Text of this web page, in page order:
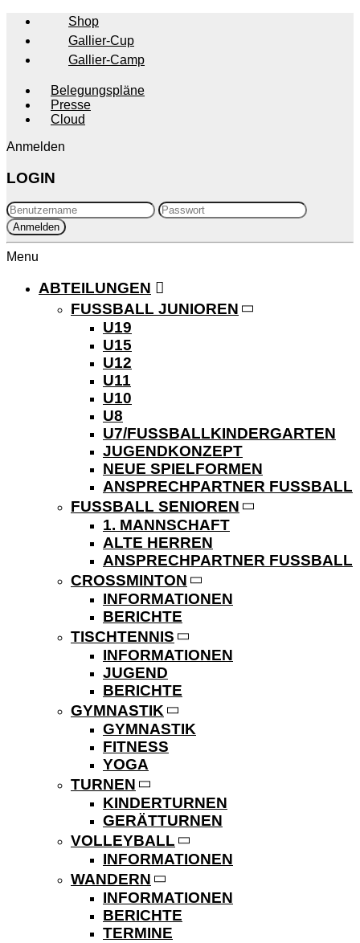
Shop
Gallier-Cup
Gallier-Camp
Belegungspläne
Presse
Cloud
Anmelden
LOGIN
Menu
ABTEILUNGEN
FUSSBALL JUNIOREN
U19
U15
U12
U11
U10
U8
U7/FUSSBALLKINDERGARTEN
JUGENDKONZEPT
NEUE SPIELFORMEN
ANSPRECHPARTNER FUSSBALL
FUSSBALL SENIOREN
1. MANNSCHAFT
ALTE HERREN
ANSPRECHPARTNER FUSSBALL
CROSSMINTON
INFORMATIONEN
BERICHTE
TISCHTENNIS
INFORMATIONEN
JUGEND
BERICHTE
GYMNASTIK
GYMNASTIK
FITNESS
YOGA
TURNEN
KINDERTURNEN
GERÄTTURNEN
VOLLEYBALL
INFORMATIONEN
WANDERN
INFORMATIONEN
BERICHTE
TERMINE